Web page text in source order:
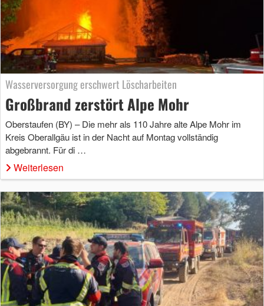
Wasserversorgung erschwert Löscharbeiten
Großbrand zerstört Alpe Mohr
Oberstaufen (BY) – Die mehr als 110 Jahre alte Alpe Mohr im
Kreis Oberallgäu ist in der Nacht auf Montag vollständig
abgebrannt. Für di …
Weiterlesen